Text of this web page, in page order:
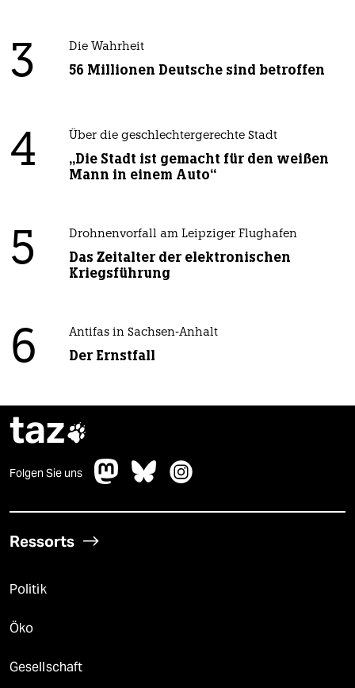
3 Die Wahrheit
56 Millionen Deutsche sind betroffen
4 Über die geschlechtergerechte Stadt
„Die Stadt ist gemacht für den weißen
Mann in einem Auto“
5 Drohnenvorfall am Leipziger Flughafen
Das Zeitalter der elektronischen
Kriegsführung
6 Antifas in Sachsen-Anhalt
Der Ernstfall
taz
Folgen Sie uns
Ressorts
Politik
Öko
Gesellschaft